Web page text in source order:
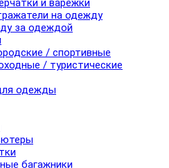
и варежки
на одежду
за одеждой
/ спортивные
/ туристические
одежды
багажники